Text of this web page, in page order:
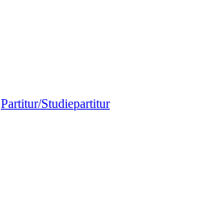
Partitur/Studiepartitur